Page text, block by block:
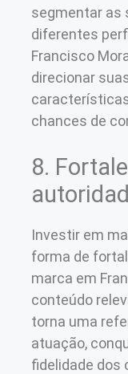
segmentar as
diferentes
Francisco
direcionar
chances de
8.
Investir em
forma de
marca em
conteúdo
torna uma
atuação,
fidelidade dos